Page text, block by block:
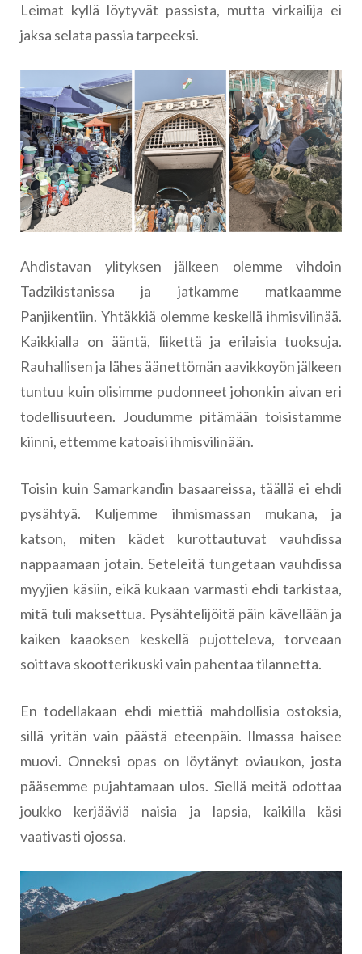
Leimat kyllä löytyvät passista, mutta virkailija ei
jaksa selata passia tarpeeksi.
Ahdistavan ylityksen jälkeen olemme vihdoin
Tadzikistanissa ja jatkamme matkaamme
Panjikentiin. Yhtäkkiä olemme keskellä ihmisvilinää.
Kaikkialla on ääntä, liikettä ja erilaisia tuoksuja.
Rauhallisen ja lähes äänettömän aavikkoyön jälkeen
tuntuu kuin olisimme pudonneet johonkin aivan eri
todellisuuteen. Joudumme pitämään toisistamme
kiinni, ettemme katoaisi ihmisvilinään.
Toisin kuin Samarkandin basaareissa, täällä ei ehdi
pysähtyä. Kuljemme ihmismassan mukana, ja
katson, miten kädet kurottautuvat vauhdissa
nappaamaan jotain. Seteleitä tungetaan vauhdissa
myyjien käsiin, eikä kukaan varmasti ehdi tarkistaa,
mitä tuli maksettua. Pysähtelijöitä päin kävellään ja
kaiken kaaoksen keskellä pujotteleva, torveaan
soittava skootterikuski vain pahentaa tilannetta.
En todellakaan ehdi miettiä mahdollisia ostoksia,
sillä yritän vain päästä eteenpäin. Ilmassa haisee
muovi. Onneksi opas on löytänyt oviaukon, josta
pääsemme pujahtamaan ulos. Siellä meitä odottaa
joukko kerjääviä naisia ja lapsia, kaikilla käsi
vaativasti ojossa.